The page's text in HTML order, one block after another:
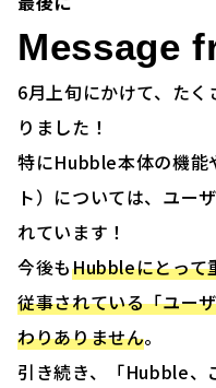
Message
6月上旬にかけて、た
りました！
特にHubble本体の機能
ト）については、ユー
れています！
今後もHubbleにとって
従事されている「ユー
わりありません。
引き続き、「Hubble、